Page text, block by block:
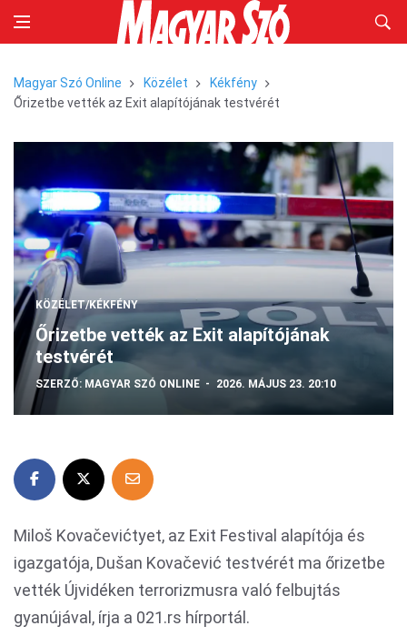
Magyar Szó Online Közélet
Kékfény
Őrizetbe vették az Exit alapítójának testvérét
KÖZÉLET/KÉKFÉNY
Őrizetbe vették az Exit alapítójának
testvérét
SZERZŐ: MAGYAR SZÓ ONLINE 2026. MÁJUS 23. 20:10
Miloš Kovačevićtyet, az Exit Festival alapítója és
igazgatója, Dušan Kovačević testvérét ma őrizetbe
vették Újvidéken terrorizmusra való felbujtás
gyanújával, írja a 021.rs hírportál.